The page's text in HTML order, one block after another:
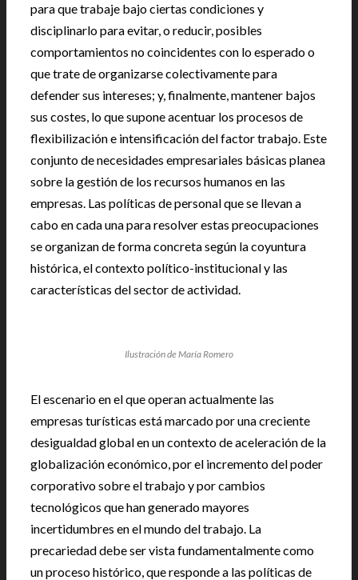
para que trabaje bajo ciertas condiciones y
disciplinarlo para evitar, o reducir, posibles
comportamientos no coincidentes con lo esperado o
que trate de organizarse colectivamente para
defender sus intereses; y, finalmente, mantener bajos
sus costes, lo que supone acentuar los procesos de
flexibilización e intensificación del factor trabajo. Este
conjunto de necesidades empresariales básicas planea
sobre la gestión de los recursos humanos en las
empresas. Las políticas de personal que se llevan a
cabo en cada una para resolver estas preocupaciones
se organizan de forma concreta según la coyuntura
histórica, el contexto político-institucional y las
características del sector de actividad.
Ilustración de María Romero
El escenario en el que operan actualmente las
empresas turísticas está marcado por una creciente
desigualdad global en un contexto de aceleración de la
globalización económico, por el incremento del poder
corporativo sobre el trabajo y por cambios
tecnológicos que han generado mayores
incertidumbres en el mundo del trabajo. La
precariedad debe ser vista fundamentalmente como
un proceso histórico, que responde a las políticas de